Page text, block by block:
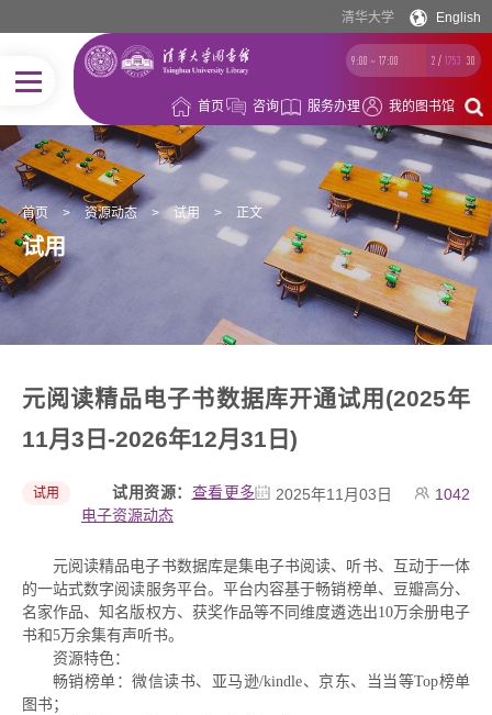
清华大学 English
9:00 ~ 17:00 2 / 1753 30
首页 咨询 服务办理 我的图书馆
首页 > 资源动态 > 试用 > 正文
试用
元阅读精品电子书数据库开通试用(2025年
11月3日-2026年12月31日)
试用 1042
2025年11月03日
试用资源： 查看更多
电子资源动态
元阅读精品电子书数据库是集电子书阅读、听书、互动于一体
的一站式数字阅读服务平台。平台内容基于畅销榜单、豆瓣高分、
名家作品、知名版权方、获奖作品等不同维度遴选出10万余册电子
书和5万余集有声听书。
资源特色：
畅销榜单：微信读书、亚马逊/kindle、京东、当当等Top榜单
图书；